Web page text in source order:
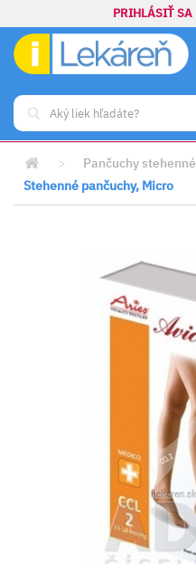
PRIHLÁSIŤ SA
> Pančuchy stehenné
Stehenné pančuchy, Micro